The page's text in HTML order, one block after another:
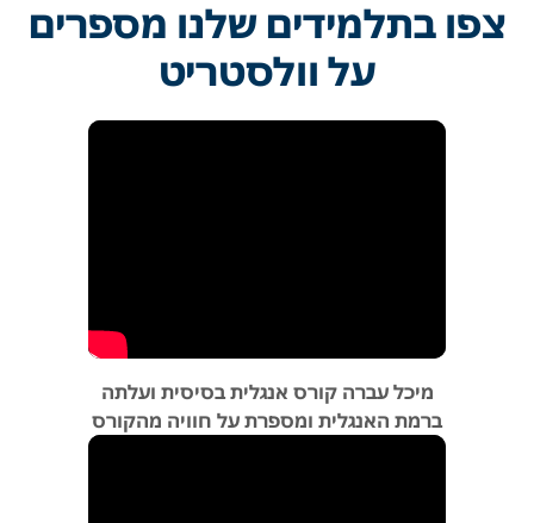
צפו בתלמידים שלנו מספרים
על וולסטריט
מיכל עברה קורס אנגלית בסיסית ועלתה
ברמת האנגלית ומספרת על חוויה מהקורס